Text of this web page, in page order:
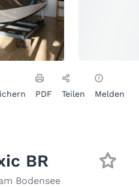
PDF Teilen Melden
BR
Bodensee